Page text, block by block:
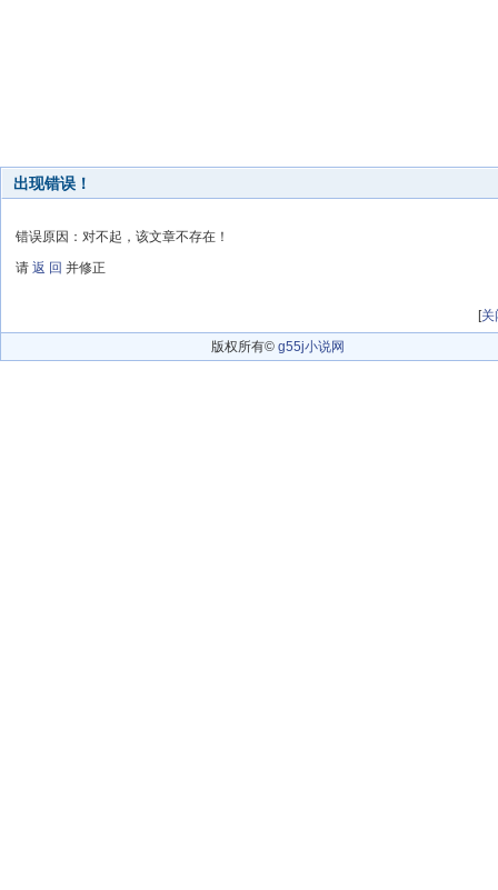
出现错误！
错误原因：对不起，该文章不存在！
请 返 回 并修正
[关
版权所有© g55j小说网